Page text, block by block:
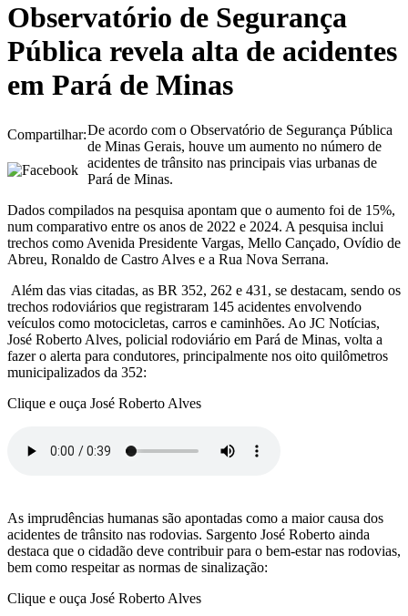
Observatório de Segurança
Pública revela alta de acidentes
em Pará de Minas
Compartilhar:De acordo com o Observatório de Segurança Pública
de Minas Gerais, houve um aumento no número de
acidentes de trânsito nas principais vias urbanas de
Pará de Minas.
Dados compilados na pesquisa apontam que o aumento foi de 15%,
num comparativo entre os anos de 2022 e 2024. A pesquisa inclui
trechos como Avenida Presidente Vargas, Mello Cançado, Ovídio de
Abreu, Ronaldo de Castro Alves e a Rua Nova Serrana.
Além das vias citadas, as BR 352, 262 e 431, se destacam, sendo os
trechos rodoviários que registraram 145 acidentes envolvendo
veículos como motocicletas, carros e caminhões. Ao JC Notícias,
José Roberto Alves, policial rodoviário em Pará de Minas, volta a
fazer o alerta para condutores, principalmente nos oito quilômetros
municipalizados da 352:
Clique e ouça José Roberto Alves
As imprudências humanas são apontadas como a maior causa dos
acidentes de trânsito nas rodovias. Sargento José Roberto ainda
destaca que o cidadão deve contribuir para o bem-estar nas rodovias,
bem como respeitar as normas de sinalização:
Clique e ouça José Roberto Alves